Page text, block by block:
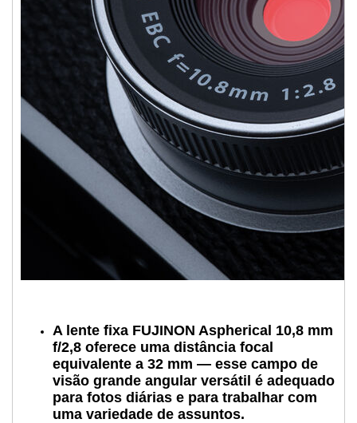
A lente fixa FUJINON Aspherical 10,8 mm
f/2,8 oferece uma distância focal
equivalente a 32 mm — esse campo de
visão grande angular versátil é adequado
para fotos diárias e para trabalhar com
uma variedade de assuntos.